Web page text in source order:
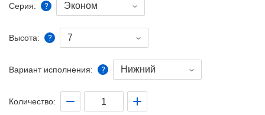
Серия: Эконом
Высота: 7
Вариант исполнения: Нижний
Количество: